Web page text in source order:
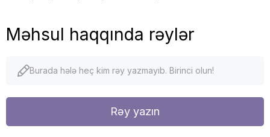
Məhsul haqqında rəylər
Burada hələ heç kim rəy yazmayıb. Birinci olun!
Rəy yazın